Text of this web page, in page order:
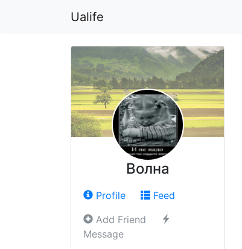
Ualife
Волна
Profile
Feed
Add Friend
Message